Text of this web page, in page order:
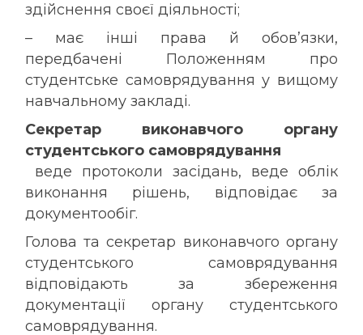
здійснення своєї діяльності;
– має інші права й обов’язки,
передбачені Положенням про
студентське самоврядування у вищому
навчальному закладі.
Секретар виконавчого органу
студентського самоврядування
веде протоколи засідань, веде облік
виконання рішень, відповідає за
документообіг.
Голова та секретар виконавчого органу
студентського самоврядування
відповідають за збереження
документації органу студентського
самоврядування.